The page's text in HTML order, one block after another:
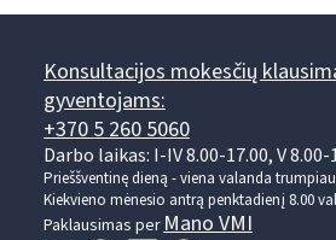
Konsultacijos mokesčių
gyventojams:
+370 5 260 5060
Darbo laikas: I-IV 8.00-17.00, V 8.00-
Prieššventinę dieną - viena valanda
Kiekvieno mėnesio antrą penktadienį 8.00
Paklausimas per Mano VMI